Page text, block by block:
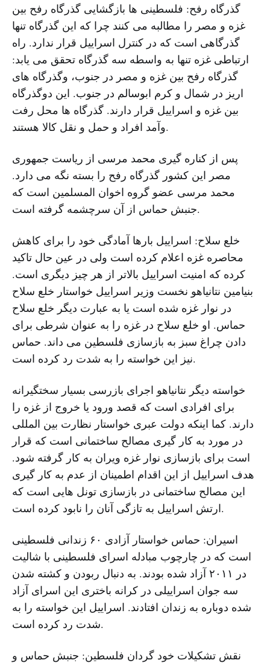
گذرگاه رفح: فلسطینی ها بازگشایی گذرگاه رفح بین
غزه و مصر را مطالبه می کنند چرا که این گذرگاه تنها
گذرگاهی است که در کنترل اسراییل قرار ندارد. راه
ارتباطی غزه تنها به واسطه سه گذرگاه تحقق می یابد:
گذرگاه رفح بین غزه و مصر در جنوب، وگذرگاه های
اریز در شمال و کرم ابوسالم در جنوب. این دوگذرگاه
بین غزه و اسراییل قرار دارند. گذرگاه ها محل رفت
وآمد افراد و حمل و نقل کالا هستند.
پس از کناره گیری محمد مرسی از ریاست جمهوری
مصر این کشور گذرگاه رفح را بسته نگه می دارد.
محمد مرسی عضو گروه اخوان المسلمین است که
جنبش حماس از آن سرچشمه گرفته است.
خلع سلاح: اسراییل بارها آمادگی خود را برای کاهش
محاصره غزه اعلام کرده است ولی در عین حال تاکید
کرده که امنیت اسراییل بالاتر از هر چیز دیگری است.
بنیامین نتانیاهو نخست وزیر اسراییل خواستار خلع سلاح
در نوار غزه شده است یا به عبارت دیگر خلع سلاح
حماس. او خلع سلاح در غزه را به عنوان شرطی برای
دادن چراغ سبز به بازسازی فلسطین می داند. حماس
نیز این خواسته را به شدت رد کرده است.
خواسته دیگر نتانیاهو اجرای بازرسی بسیار سختگیرانه
برای افرادی است که قصد ورود یا خروج از غزه را
دارند. کما اینکه دولت عبری خواستار نظارت بین المللی
در مورد به کار گیری مصالح ساختمانی است که قرار
است برای بازسازی نوار غزه ویران به کار گرفته شود.
هدف اسراییل از این اقدام اطمینان از عدم به کار گیری
این مصالح ساختمانی در بازسازی تونل هایی است که
ارتش اسراییل به تازگی آنان را نابود کرده است.
اسیران: حماس خواستار آزادی ۶۰ زندانی فلسطینی
است که در چارچوب مبادله اسرای فلسطینی با شالیت
در ۲۰۱۱ آزاد شده بودند. به دنبال ربودن و کشته شدن
سه جوان اسراییلی در کرانه باختری این اسرای آزاد
شده دوباره به زندان افتادند. اسراییل این خواسته را به
شدت رد کرده است.
نقش تشکیلات خود گردان فلسطین: جنبش حماس و